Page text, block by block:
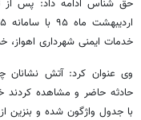
خدمات ایمنی شهرداری اهواز،
وی عنوان کرد: آتش نشانان
حادثه حاضر و مشاهده کردند
با جدول واژگون شده و بنزین